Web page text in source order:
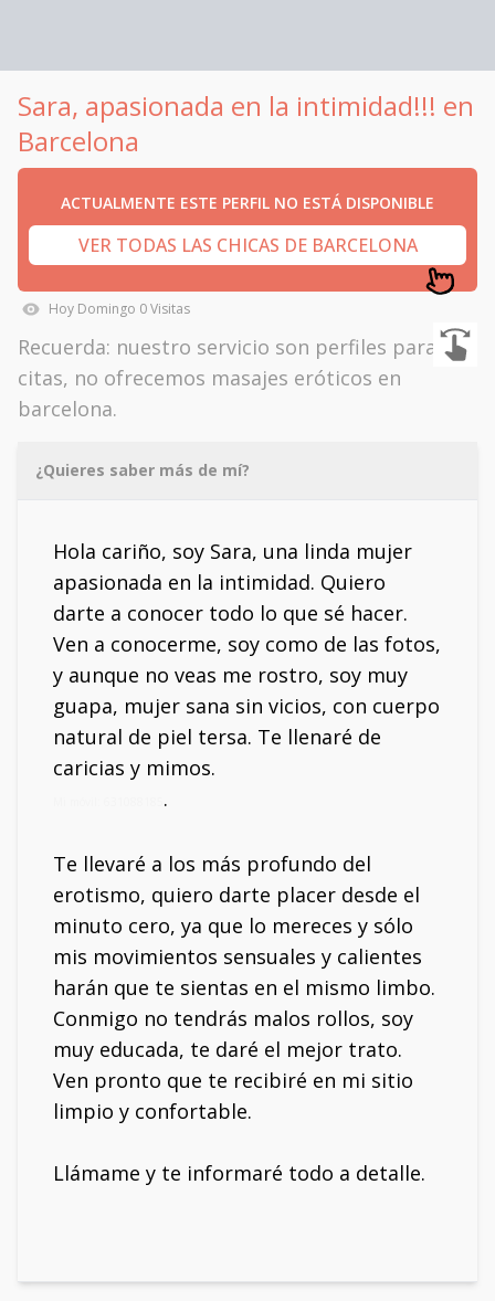
Sara, apasionada en la intimidad!!! en
Barcelona
ACTUALMENTE ESTE PERFIL NO ESTÁ DISPONIBLE
VER TODAS LAS CHICAS DE BARCELONA
Hoy Domingo 0Visitas
Recuerda: nuestro servicio son perfiles para
citas, no ofrecemos masajes eróticos en
barcelona.
¿Quieres saber más de mí?
Hola cariño, soy Sara, una linda mujer
apasionada en la intimidad. Quiero
darte a conocer todo lo que sé hacer.
Ven a conocerme, soy como de las fotos,
y aunque no veas me rostro, soy muy
guapa, mujer sana sin vicios, con cuerpo
natural de piel tersa. Te llenaré de
caricias y mimos.
.
Te llevaré a los más profundo del
erotismo, quiero darte placer desde el
minuto cero, ya que lo mereces y sólo
mis movimientos sensuales y calientes
harán que te sientas en el mismo limbo.
Conmigo no tendrás malos rollos, soy
muy educada, te daré el mejor trato.
Ven pronto que te recibiré en mi sitio
limpio y confortable.
Llámame y te informaré todo a detalle.